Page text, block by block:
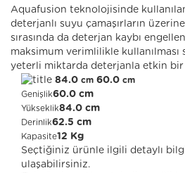
Aquafusion teknolojisinde
deterjanlı suyu çamaşırların
sırasında da deterjan kaybı
maksimum verimlilikle kullanılması
yeterli miktarda deterjanla etkin bir
84.0 cm 60.0 cm
Genişlik60.0 cm
Yükseklik84.0 cm
Derinlik62.5 cm
Kapasite12 Kg
Seçtiğiniz ürünle ilgili detaylı
ulaşabilirsiniz.